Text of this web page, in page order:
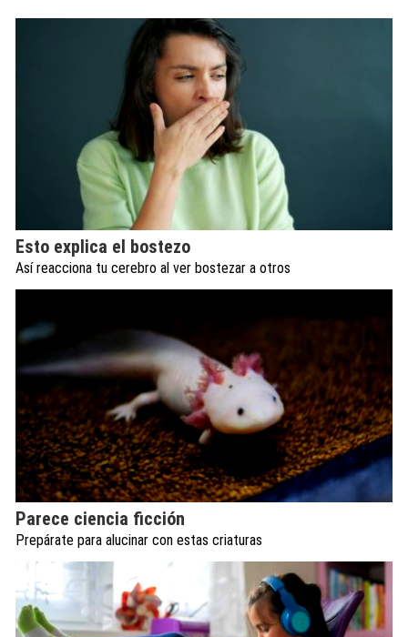
Esto explica el bostezo
Así reacciona tu cerebro al ver bostezar a otros
Parece ciencia ficción
Prepárate para alucinar con estas criaturas